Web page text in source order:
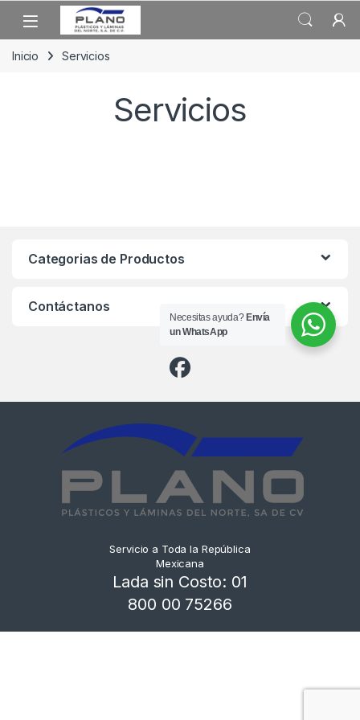
Skip to navigation
Skip to content
Open
Inicio Servicios
Servicios
Categorias de Productos
Contáctanos
Servicio a Toda la República
Mexicana
Lada sin Costo: 01
800 00 75266
Necesitas ayuda? Envía
un WhatsApp